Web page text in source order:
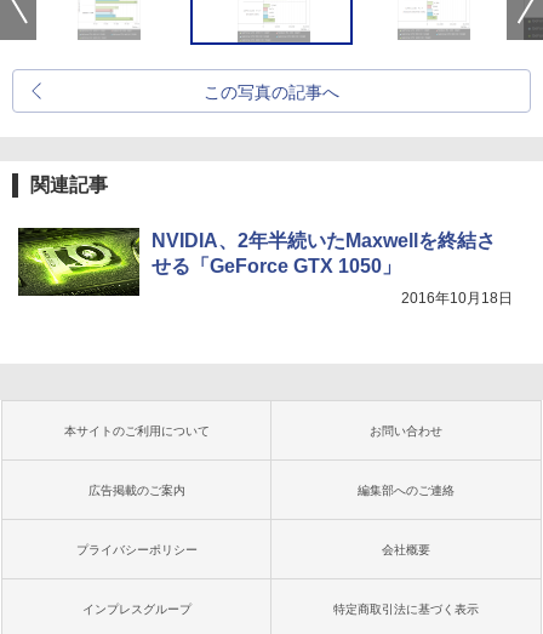
この写真の記事へ
関連記事
NVIDIA、2年半続いたMaxwellを終結さ
せる「GeForce GTX 1050」
2016年10月18日
本サイトのご利用について お問い合わせ
広告掲載のご案内 編集部へのご連絡
プライバシーポリシー 会社概要
インプレスグループ 特定商取引法に基づく表示